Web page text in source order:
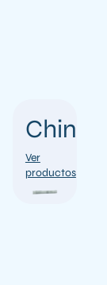
Ver
productos